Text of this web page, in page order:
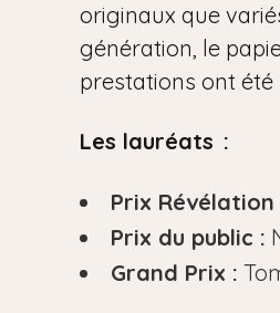
originaux que
génération, le
prestations ont
Les lauréats :
Prix Révélation
Prix du public :
Grand Prix :